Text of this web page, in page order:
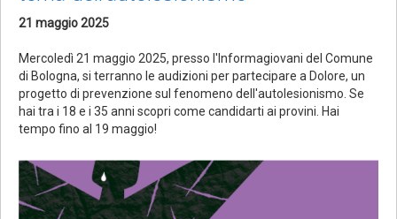
21 maggio 2025
Mercoledì 21 maggio 2025, presso l'Informagiovani del Comune
di Bologna, si terranno le audizioni per partecipare a Dolore, un
progetto di prevenzione sul fenomeno dell'autolesionismo. Se
hai tra i 18 e i 35 anni scopri come candidarti ai provini. Hai
tempo fino al 19 maggio!